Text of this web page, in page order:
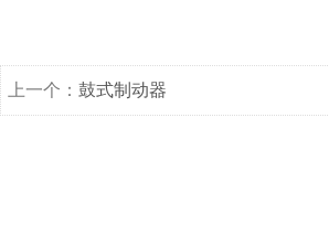
上一个： 鼓式制动器